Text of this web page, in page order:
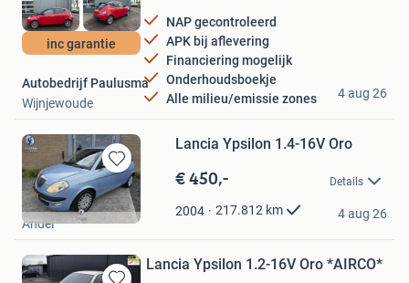
inc garantie
NAP gecontroleerd
APK bij aflevering
Financiering mogelijk
Onderhoudsboekje
Alle milieu/emissie zones
Autobedrijf Paulusma
Wijnjewoude
4 aug 26
Bewaren
in
Mijn
Favorieten
Lancia Ypsilon 1.4-16V Oro
€ 450,- Details
2004 217.812 km
Fijter Auto
Andel
4 aug 26
Lancia Ypsilon 1.2-16V Oro *AIRCO*